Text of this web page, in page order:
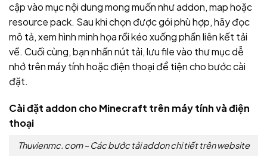
cập vào mục nội dung mong muốn như addon, map hoặc
resource pack. Sau khi chọn được gói phù hợp, hãy đọc
mô tả, xem hình minh họa rồi kéo xuống phần liên kết tải
về. Cuối cùng, bạn nhấn nút tải, lưu file vào thư mục dễ
nhớ trên máy tính hoặc điện thoại để tiện cho bước cài
đặt.
Cài đặt addon cho Minecraft trên máy tính và điện
thoại
Thuvienmc. com – Các bước tải addon chi tiết trên website